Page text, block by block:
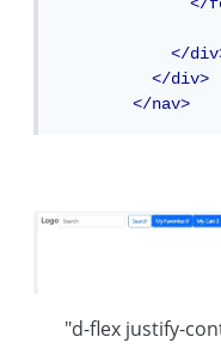
</
</
</div>
</nav>
قمت بإضافة الخاصية " d-flex justify-content-between"